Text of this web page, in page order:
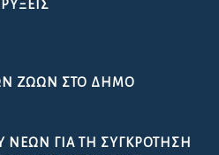
ΖΏΩΝ ΣΤΟ ΔΉΜΟ
ΝΈΩΝ ΓΙΑ ΤΗ ΣΥΓΚΡΌΤΗΣΗ